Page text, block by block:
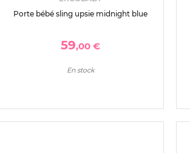
Porte bébé sling upsie midnight blue
59,00 €
En stock